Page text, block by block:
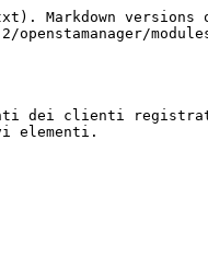
Markdown versions
clienti registrati
elementi.